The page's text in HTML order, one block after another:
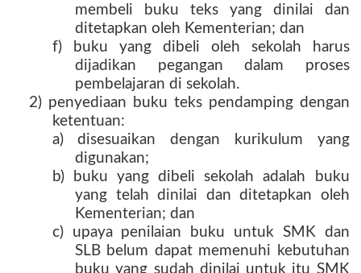
membeli buku teks yang dinilai dan
ditetapkan oleh Kementerian; dan
f) buku yang dibeli oleh sekolah harus
dijadikan pegangan dalam proses
pembelajaran di sekolah.
2) penyediaan buku teks pendamping dengan
ketentuan:
a) disesuaikan dengan kurikulum yang
digunakan;
b) buku yang dibeli sekolah adalah buku
yang telah dinilai dan ditetapkan oleh
Kementerian; dan
c) upaya penilaian buku untuk SMK dan
SLB belum dapat memenuhi kebutuhan
buku yang sudah dinilai untuk itu SMK